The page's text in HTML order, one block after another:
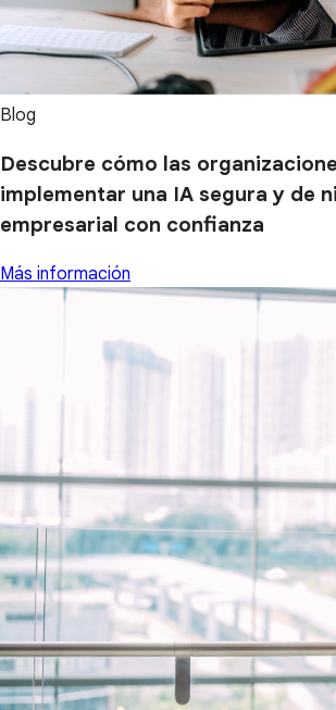
Blog
Descubre cómo las
implementar una IA segura y de
empresarial con confianza
Más información